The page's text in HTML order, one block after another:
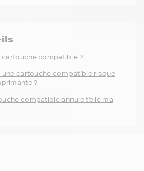
cartouche compatible ?
une cartouche compatible risque
?
compatible annule t'elle ma